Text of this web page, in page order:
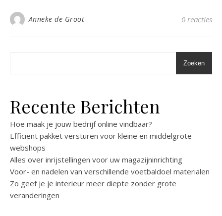
Anneke de Groot 0 reacties
Zoeken
Recente Berichten
Hoe maak je jouw bedrijf online vindbaar?
Efficiënt pakket versturen voor kleine en middelgrote
webshops
Alles over inrijstellingen voor uw magazijninrichting
Voor- en nadelen van verschillende voetbaldoel materialen
Zo geef je je interieur meer diepte zonder grote
veranderingen